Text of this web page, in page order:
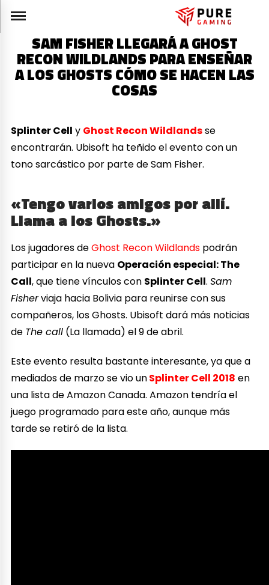
SAM FISHER LLEGARÁ A GHOST
RECON WILDLANDS PARA ENSEÑAR
A LOS GHOSTS CÓMO SE HACEN LAS
COSAS
Splinter Cell y Ghost Recon Wildlandsse
encontrarán. Ubisoft ha teñido el evento con un
tono sarcástico por parte de Sam Fisher.
«Tengo varios amigos por allí.
Llama a los Ghosts.»
Los jugadores deGhost Recon Wildlands podrán
participar en la nueva Operación especial: The
Call, que tiene vínculos con Splinter Cell.Sam
Fisherviaja hacia Bolivia para reunirse con sus
compañeros, los Ghosts. Ubisoft dará más noticias
de The call (La llamada) el 9 de abril.
Este evento resulta bastante interesante, ya que a
mediados de marzo se vio unSplinter Cell 2018 en
una lista de Amazon Canada. Amazon tendría el
juego programado para este año, aunque más
tarde se retiró de la lista.